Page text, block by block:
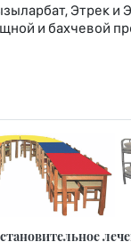
Этрек и
и бахчевой